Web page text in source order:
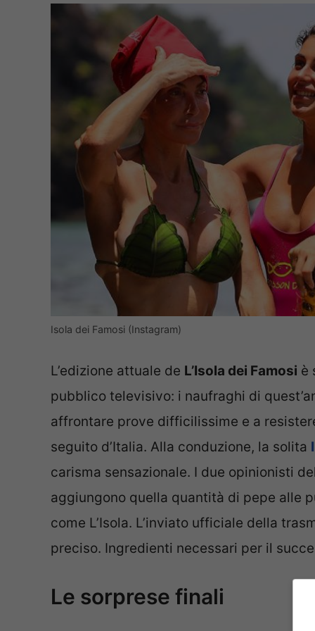
Isola dei Famosi (Instagram)
L’edizione attuale de L’Isola dei Famosi è
pubblico televisivo: i naufraghi di
affrontare prove difficilissime e a
seguito d’Italia. Alla conduzione, la solita
carisma sensazionale. I due opinionisti
aggiungono quella quantità di pepe alle
come L’Isola. L’inviato ufficiale della
preciso. Ingredienti necessari per il
Le sorprese finali